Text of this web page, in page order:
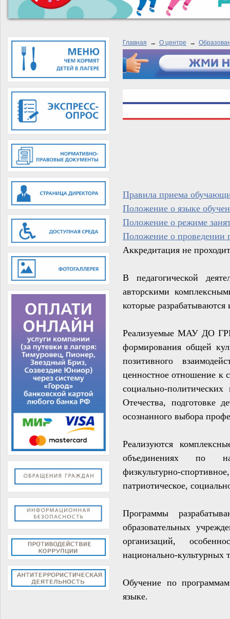
Главная → О центре →
Правила приема
Положение о языке
Положение о режиме
Положение о проведении
Аккредитация не
В педагогической
авторскими
которые
Реализуемые МАУ ДО
формирования общей
позитивного
ценностное отношение к
социально-
Отечества, подготовке
осознанного выбора
Реализуются
объединениях по
физкультурно-
патриотическое,
Программы
образовательных
организаций,
национально-культурных
Обучение по программам
языке.